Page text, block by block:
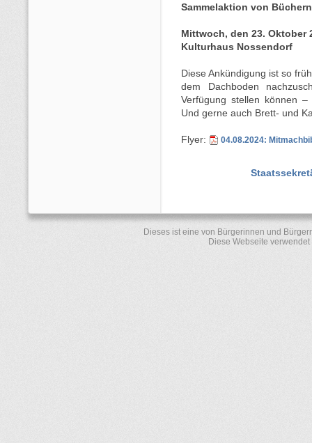
Sammelaktion von
Mittwoch, den 23. Oktober
Kulturhaus Nossendorf
Diese Ankündigung ist so
dem Dachboden
Verfügung stellen können
Und gerne auch Brett- und
Flyer: 04.08.2024:
Dieses ist eine von Bürgerinnen und
Diese Webseite